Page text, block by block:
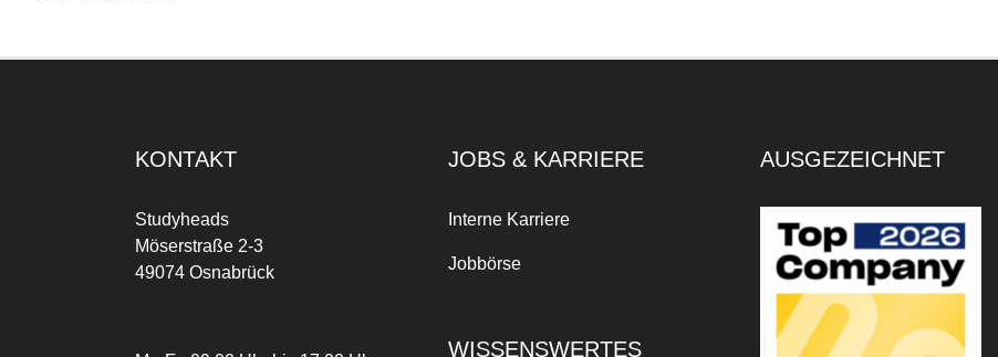
KONTAKT
Studyheads
Möserstraße 2-3
49074 Osnabrück
JOBS & KARRIERE
Interne Karriere
Jobbörse
WISSENSWERTES
AUSGEZEICHNET